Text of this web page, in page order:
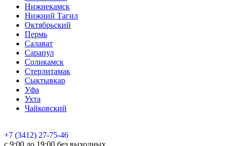
Нижнекамск
Нижний Тагил
Октябрьский
Пермь
Салават
Сарапул
Соликамск
Стерлитамак
Сыктывкар
Уфа
Ухта
Чайковский
+7 (3412) 27-75-46
c 9:00 до 19:00 без выходных